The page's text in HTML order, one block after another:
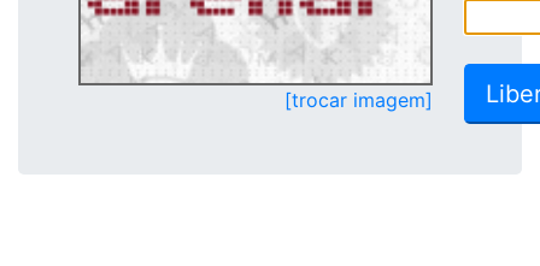
[trocar imagem]